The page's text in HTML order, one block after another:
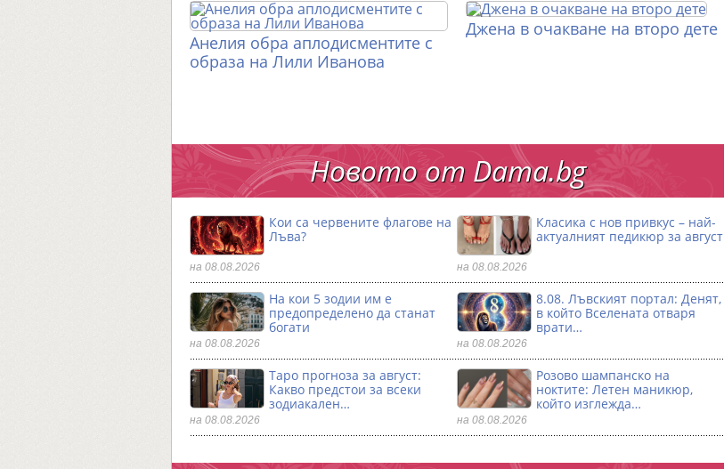
Анелия обра аплодисментите с
образа на Лили Иванова
Джена в очакване на второ дете
Новото от Dama.bg
Кои са червените флагове на
Лъва?
на 08.08.2026
Класика с нов привкус – най-
актуалният педикюр за август
на 08.08.2026
На кои 5 зодии им е
предопределено да станат
богати
на 08.08.2026
8.08. Лъвският портал: Денят,
в който Вселената отваря
врати…
на 08.08.2026
Таро прогноза за август:
Какво предстои за всеки
зодиакален…
на 08.08.2026
Розово шампанско на
ноктите: Летен маникюр,
който изглежда…
на 08.08.2026